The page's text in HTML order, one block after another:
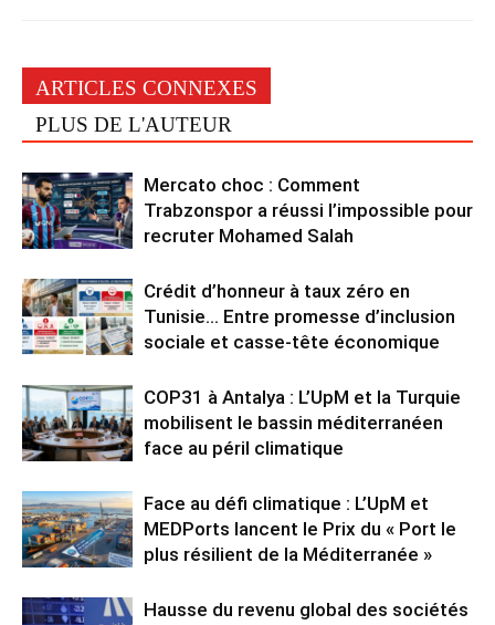
ARTICLES CONNEXES
PLUS DE L'AUTEUR
Mercato choc : Comment
Trabzonspor a réussi l’impossible pour
recruter Mohamed Salah
Crédit d’honneur à taux zéro en
Tunisie… Entre promesse d’inclusion
sociale et casse-tête économique
COP31 à Antalya : L’UpM et la Turquie
mobilisent le bassin méditerranéen
face au péril climatique
Face au défi climatique : L’UpM et
MEDPorts lancent le Prix du « Port le
plus résilient de la Méditerranée »
Hausse du revenu global des sociétés